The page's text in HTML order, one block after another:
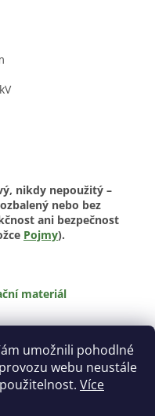
umožnili pohodlné
webu neustále
Více
nikdy nepoužitý –
nebo bez
ani bezpečnost
Pojmy).
materiál